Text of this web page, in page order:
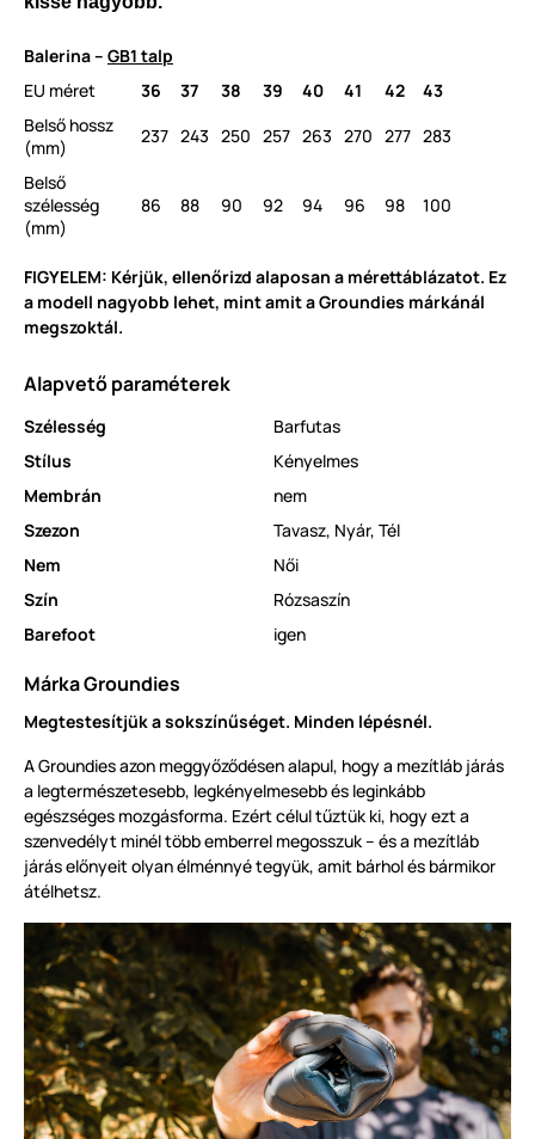
Balerina – GB1 talp
EU méret
36 37 38 39 40 41 42
43
Belső hossz
(mm)
237 243 250 257 263 270 277 283
Belső
szélesség
(mm)
86 88 90 92 94 96 98 100
FIGYELEM: Kérjük, ellenőrizd alaposan a mérettáblázatot. Ez
a modell nagyobb lehet, mint amit a Groundies márkánál
megszoktál.
Alapvető paraméterek
Szélesség
Barfutas
Stílus
Kényelmes
Membrán
nem
Szezon
Tavasz, Nyár, Tél
Nem
Női
Szín
Rózsaszín
Barefoot
igen
Márka Groundies
Megtestesítjük a sokszínűséget. Minden lépésnél.
A Groundies azon meggyőződésen alapul, hogy a mezítláb járás
a legtermészetesebb, legkényelmesebb és leginkább
egészséges mozgásforma. Ezért célul tűztük ki, hogy ezt a
szenvedélyt minél több emberrel megosszuk – és a mezítláb
járás előnyeit olyan élménnyé tegyük, amit bárhol és bármikor
átélhetsz.